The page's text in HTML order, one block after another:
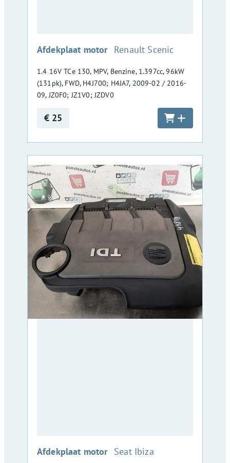
Afdekplaat motor :Renault Scenic
1.4 16V TCe 130, MPV, Benzine, 1.397cc, 96kW
(131pk), FWD, H4J700; H4JA7, 2009-02 / 2016-
09, JZ0F0; JZ1V0; JZDV0
€ 25
Afdekplaat motor :Seat Ibiza